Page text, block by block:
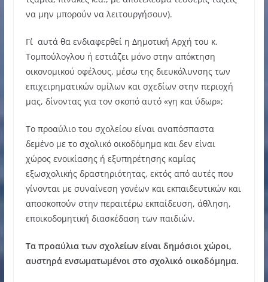
να μην μπορούν να λειτουργήσουν).
Γι΄αυτά θα ενδιαφερθεί η Δημοτική Αρχή του κ.
Τομπούλογλου ή εστιάζει μόνο στην απόκτηση
οικονομικού οφέλους, μέσω της διευκόλυνσης των
επιχειρηματικών ομίλων και σχεδίων στην περιοχή
μας, δίνοντας για τον σκοπό αυτό «γη και ύδωρ»;
Το προαύλιο του σχολείου είναι αναπόσπαστα
δεμένο με το σχολικό οικοδόμημα και δεν είναι
χώρος ενοικίασης ή εξυπηρέτησης καμίας
εξωσχολικής δραστηριότητας, εκτός από αυτές που
γίνονται με συναίνεση γονέων και εκπαιδευτικών και
αποσκοπούν στην περαιτέρω εκπαίδευση, άθληση,
εποικοδομητική διασκέδαση των παιδιών.
Τα προαύλια των σχολείων είναι δημόσιοι χώροι,
αυστηρά ενσωματωμένοι στο σχολικό οικοδόμημα.